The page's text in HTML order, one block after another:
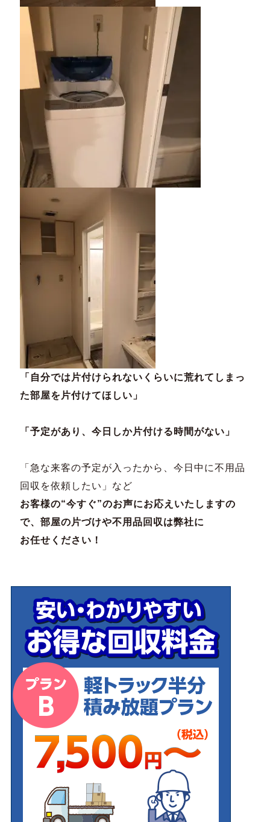
「自分では片付けられないくらいに荒れてしまっ
た部屋を片付けてほしい」
「予定があり、今日しか片付ける時間がない」
「急な来客の予定が入ったから、今日中に不用品
回収を依頼したい」など
お客様の“今すぐ”のお声にお応えいたしますの
で、部屋の片づけや不用品回収は弊社に
お任せください！